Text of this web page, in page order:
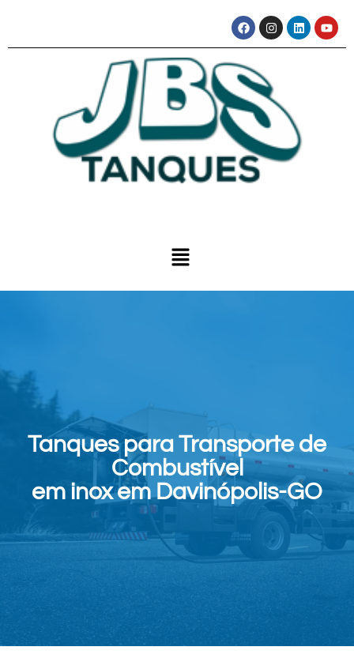
Tanques para Transporte de
Combustível
em inox em Davinópolis-GO